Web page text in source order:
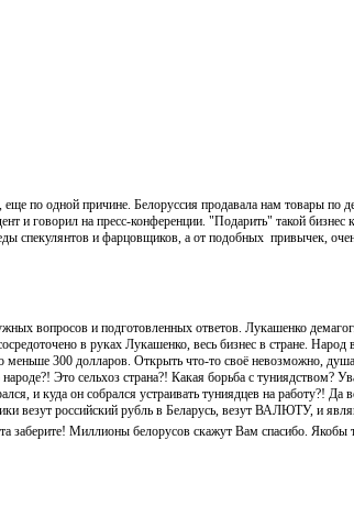
по одной причине. Белоруссия продавала нам товары по
и говорил на пресс-конференции. "Подарить" такой бизнес
спекулянтов и фарцовщиков, а от подобных привычек,
вопросов и подготовленных ответов. Лукашенко
в руках Лукашенко, весь бизнес в стране. Народ
меньше 300 долларов. Открыть что-то своё невозможно,
Это сельхоз страна?! Какая борьба с туниядством?
и куда он собрался устраивать туниядцев на работу?! Да
везут российский рубль в Беларусь, везут ВАЛЮТУ, и
заберите! Миллионы белорусов скажут Вам спасибо. Якобы